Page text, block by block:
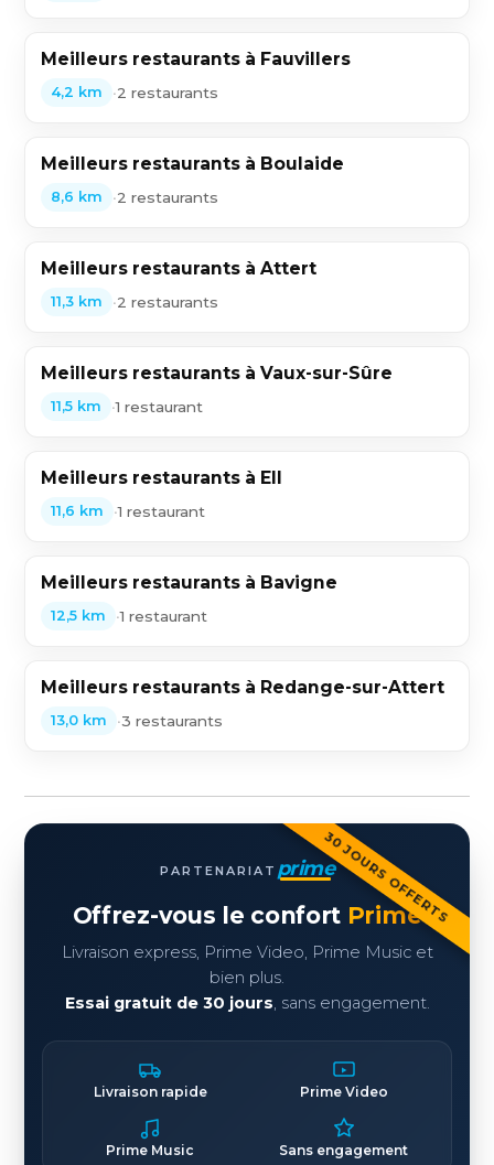
Meilleurs restaurants à Fauvillers
4,2 km •2 restaurants
Meilleurs restaurants à Boulaide
8,6 km •2 restaurants
Meilleurs restaurants à Attert
11,3 km •2 restaurants
Meilleurs restaurants à Vaux-sur-Sûre
11,5 km •1 restaurant
Meilleurs restaurants à Ell
11,6 km •1 restaurant
Meilleurs restaurants à Bavigne
12,5 km •1 restaurant
Meilleurs restaurants à Redange-sur-Attert
13,0 km •3 restaurants
30 JOURS OFFERTS
PARTENARIAT prime
Offrez-vous le confort Prime
Livraison express, Prime Video, Prime Music et
bien plus.
Essai gratuit de 30 jours, sans engagement.
Livraison rapide Prime Video
Prime Music Sans engagement